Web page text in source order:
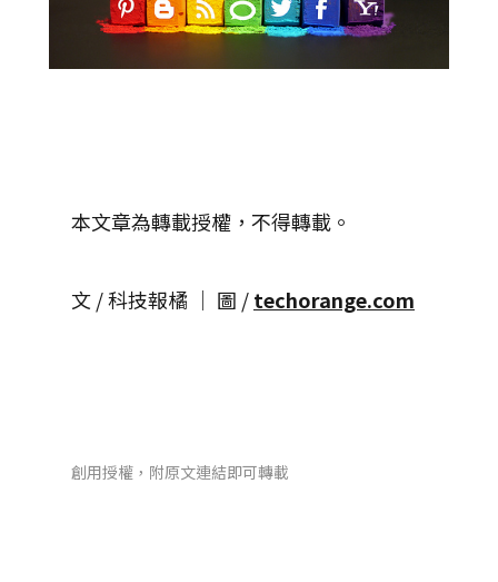
本文章為轉載授權，不得轉載。
文 / 科技報橘 │ 圖 /techorange.com
創用授權，附原文連結即可轉載